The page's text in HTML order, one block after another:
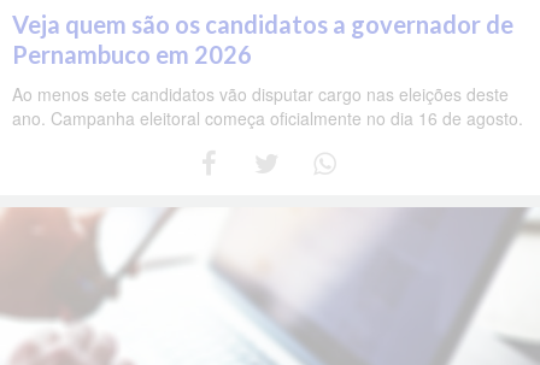
Veja quem são os candidatos a governador de
Pernambuco em 2026
Ao menos sete candidatos vão disputar cargo nas eleições deste
ano. Campanha eleitoral começa oficialmente no dia 16 de agosto.